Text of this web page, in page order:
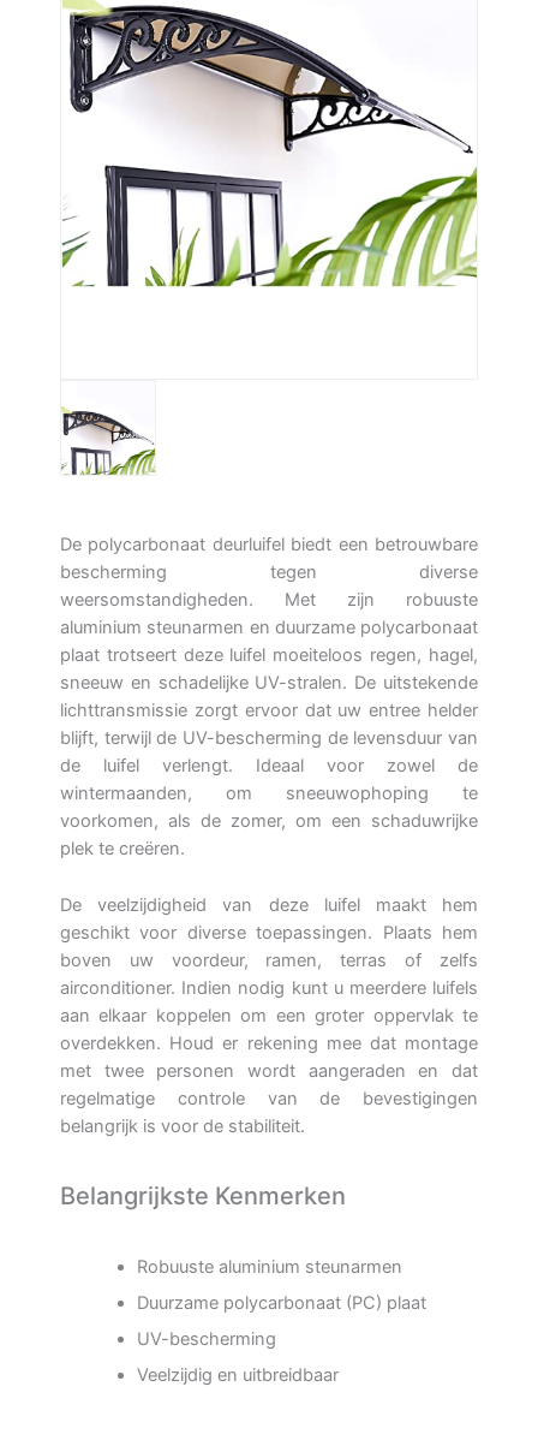
De polycarbonaat deurluifel biedt een betrouwbare
bescherming tegen diverse
weersomstandigheden. Met zijn robuuste
aluminium steunarmen en duurzame polycarbonaat
plaat trotseert deze luifel moeiteloos regen, hagel,
sneeuw en schadelijke UV-stralen. De uitstekende
lichttransmissie zorgt ervoor dat uw entree helder
blijft, terwijl de UV-bescherming de levensduur van
de luifel verlengt. Ideaal voor zowel de
wintermaanden, om sneeuwophoping te
voorkomen, als de zomer, om een schaduwrijke
plek te creëren.
De veelzijdigheid van deze luifel maakt hem
geschikt voor diverse toepassingen. Plaats hem
boven uw voordeur, ramen, terras of zelfs
airconditioner. Indien nodig kunt u meerdere luifels
aan elkaar koppelen om een groter oppervlak te
overdekken. Houd er rekening mee dat montage
met twee personen wordt aangeraden en dat
regelmatige controle van de bevestigingen
belangrijk is voor de stabiliteit.
Belangrijkste Kenmerken
Robuuste aluminium steunarmen
Duurzame polycarbonaat (PC) plaat
UV-bescherming
Veelzijdig en uitbreidbaar